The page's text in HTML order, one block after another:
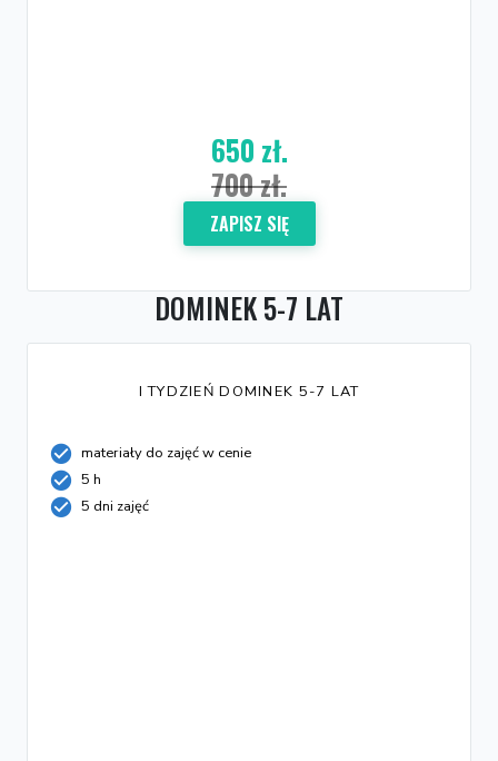
650 zł.
700 zł.
ZAPISZ SIĘ
DOMINEK 5-7 LAT
I TYDZIEŃ DOMINEK 5-7 LAT
materiały do zajęć w cenie
5 h
5 dni zajęć